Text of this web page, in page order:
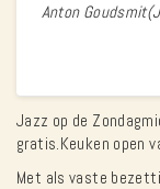
Anton
Jazz op de
gratis.Keuken open
Met als vaste